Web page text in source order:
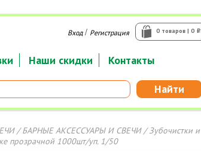
Наши скидки Контакты
Найти
0 товаров | 0 i
Вход/ Регистрация
/БАРНЫЕ АКСЕССУАРЫ И СВЕЧИ/Зубочистки и
прозрачной 1000шт/уп. 1/50